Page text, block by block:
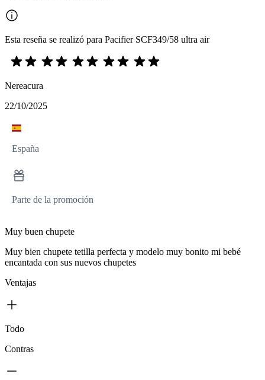
Esta reseña se realizó para Pacifier SCF349/58 ultra air
Nereacura
22/10/2025
España
Parte de la promoción
Muy buen chupete
Muy bien chupete tetilla perfecta y modelo muy bonito mi bebé
encantada con sus nuevos chupetes
Ventajas
Todo
Contras